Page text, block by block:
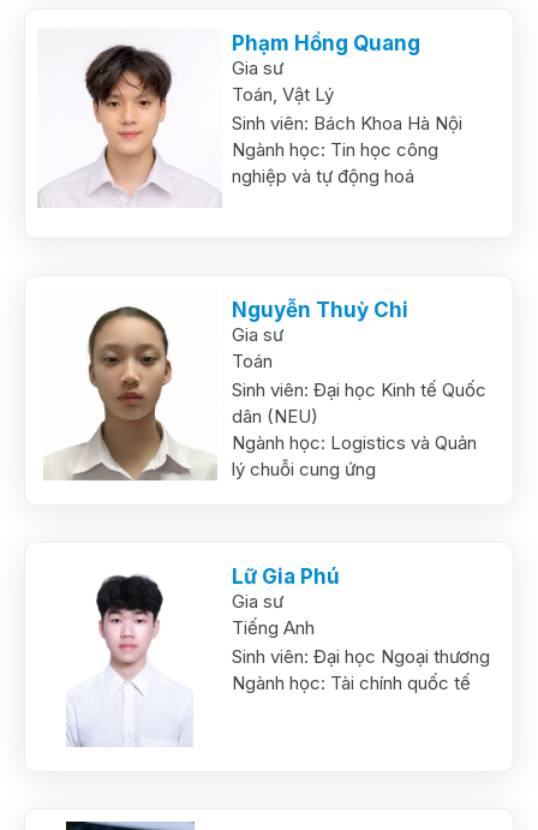
Phạm Hồng Quang
Gia sư
Toán,Vật Lý
Sinh viên: Bách Khoa Hà Nội
Ngành học: Tin học công
nghiệp và tự động hoá
Nguyễn Thuỳ Chi
Gia sư
Toán
Sinh viên: Đại học Kinh tế Quốc
dân (NEU)
Ngành học: Logistics và Quản
lý chuỗi cung ứng
Lữ Gia Phú
Gia sư
Tiếng Anh
Sinh viên: Đại học Ngoại thương
Ngành học: Tài chính quốc tế